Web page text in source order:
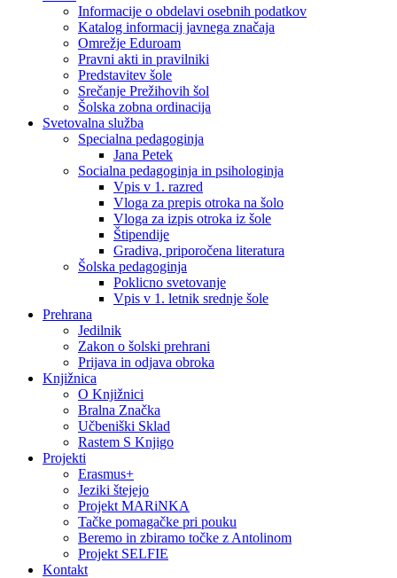
Informacije o obdelavi osebnih podatkov
Katalog informacij javnega značaja
Omrežje Eduroam
Pravni akti in pravilniki
Predstavitev šole
Srečanje Prežihovih šol
Šolska zobna ordinacija
Svetovalna služba
Specialna pedagoginja
Jana Petek
Socialna pedagoginja in psihologinja
Vpis v 1. razred
Vloga za prepis otroka na šolo
Vloga za izpis otroka iz šole
Štipendije
Gradiva, priporočena literatura
Šolska pedagoginja
Poklicno svetovanje
Vpis v 1. letnik srednje šole
Prehrana
Jedilnik
Zakon o šolski prehrani
Prijava in odjava obroka
Knjižnica
O Knjižnici
Bralna Značka
Učbeniški Sklad
Rastem S Knjigo
Projekti
Erasmus+
Jeziki štejejo
Projekt MARiNKA
Tačke pomagačke pri pouku
Beremo in zbiramo točke z Antolinom
Projekt SELFIE
Kontakt